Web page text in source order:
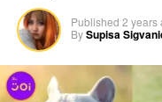
Published 2 years
BySupisa